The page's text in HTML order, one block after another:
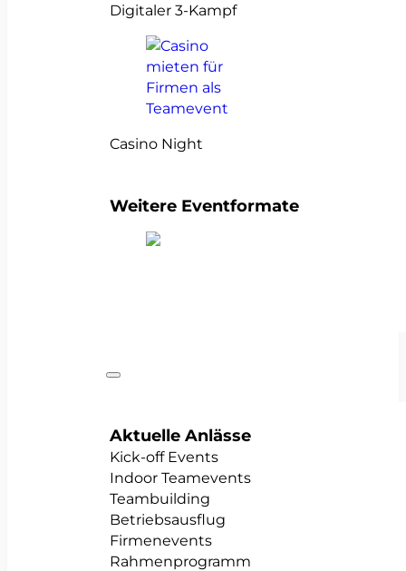
Digitaler 3-Kampf
Casino Night
Weitere Eventformate
Aktuelle Anlässe
Kick-off Events
Indoor Teamevents
Teambuilding
Betriebsausflug
Firmenevents
Rahmenprogramm